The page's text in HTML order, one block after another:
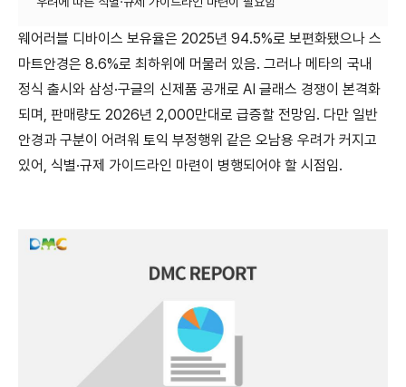
웨어러블 디바이스 보유율은 2025년 94.5%로 보편화됐으나 스
마트안경은 8.6%로 최하위에 머물러 있음. 그러나 메타의 국내
정식 출시와 삼성·구글의 신제품 공개로 AI 글래스 경쟁이 본격화
되며, 판매량도 2026년 2,000만대로 급증할 전망임. 다만 일반
안경과 구분이 어려워 토익 부정행위 같은 오남용 우려가 커지고
있어, 식별·규제 가이드라인 마련이 병행되어야 할 시점임.